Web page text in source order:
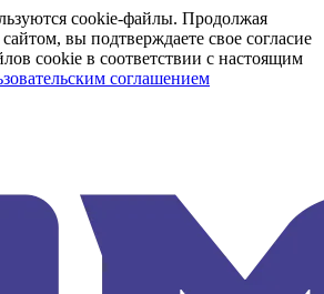
cookie-файлы. Продолжая
вы подтверждаете свое согласие
cookie в соответствии с настоящим
соглашением